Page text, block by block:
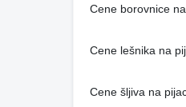
Cene borovnice
Cene lešnika na
Cene šljiva na